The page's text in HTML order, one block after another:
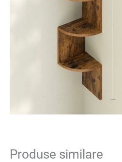
Produse similare